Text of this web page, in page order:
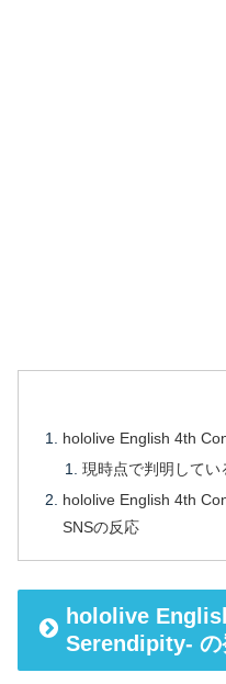
hololive English 4th
現時点で判明してい
hololive English 4th
SNSの反応
hololive
Serendipity- の